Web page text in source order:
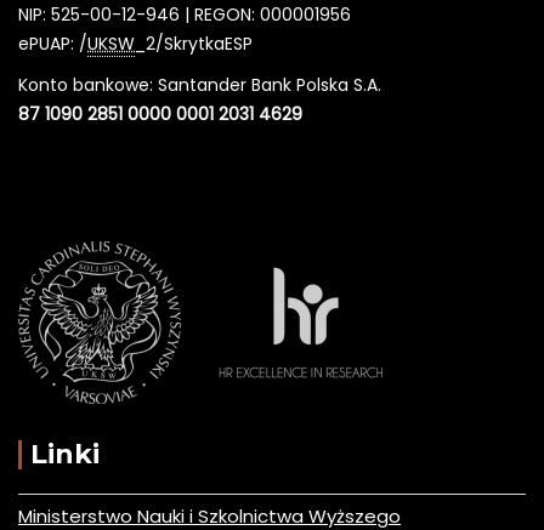
NIP: 525-00-12-946 | REGON: 000001956
ePUAP: /UKSW _2/SkrytkaESP
Konto bankowe: Santander Bank Polska S.A.
87 1090 2851 0000 0001 2031 4629
Linki
Ministerstwo Nauki i Szkolnictwa Wyższego